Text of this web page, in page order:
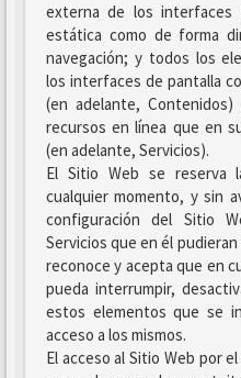
externa de los
estática como de forma
navegación; y todos los
los interfaces de pantalla
(en adelante,
recursos en línea que en
(en adelante, Servicios).
El Sitio Web se reserva
cualquier momento, y sin
configuración del Sitio
Servicios que en él
reconoce y acepta que en
pueda interrumpir,
estos elementos que se
acceso a los mismos.
El acceso al Sitio Web por